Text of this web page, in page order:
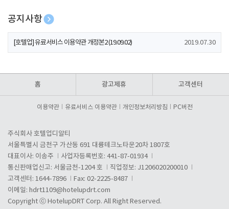
공지사항
[호텔업] 개인정보 처리방침 개정본1 (19.09.02)
[호텔업] 유료서비스 이용약관 개정본2 (19.09.02) 2019.07.30
홈 광고제휴 고객센터
이용약관 유료서비스 이용약관 개인정보처리방침 PC버전
주식회사 호텔업디알티
서울특별시 금천구 가산동 691 대륭테크노타운20차 1807호
대표이사: 이송주
사업자등록번호: 441-87-01934
통신판매업신고: 서울금천-1204 호
직업정보: J1206020200010
고객센터: 1644-7896
Fax: 02-2225-8487
이메일: hdrt1109@hotelupdrt.com
Copyright ⓒ HotelupDRT Corp. All Right Reserved.